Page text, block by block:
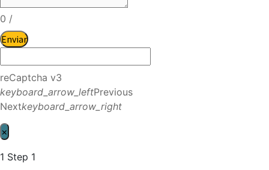
0 /
Enviar
reCaptcha v3
keyboard_arrow_leftPrevious
Nextkeyboard_arrow_right
×
1 Step 1